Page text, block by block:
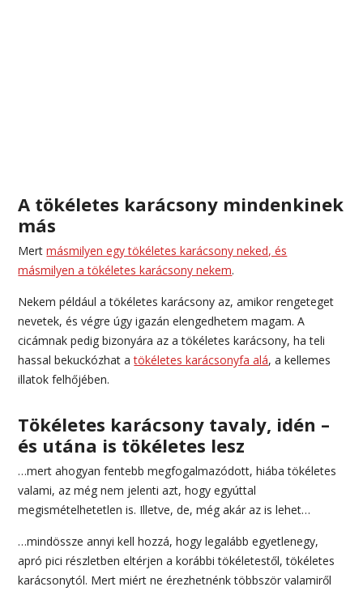
A tökéletes karácsony mindenkinek
más
Mertmásmilyen egy tökéletes karácsony neked, és
másmilyen a tökéletes karácsony nekem.
Nekem például a tökéletes karácsony az, amikor rengeteget
nevetek, és végre úgy igazán elengedhetem magam. A
cicámnak pedig bizonyára az a tökéletes karácsony, ha teli
hassal bekuckózhat atökéletes karácsonyfa alá, a kellemes
illatok felhőjében.
Tökéletes karácsony tavaly, idén –
és utána is tökéletes lesz
…mert ahogyan fentebb megfogalmazódott, hiába tökéletes
valami, az még nem jelenti azt, hogy egyúttal
megismételhetetlen is. Illetve, de, még akár az is lehet…
…mindössze annyi kell hozzá, hogy legalább egyetlenegy,
apró pici részletben eltérjen a korábbi tökéletestől, tökéletes
karácsonytól. Mert miért ne érezhetnénk többször valamiről